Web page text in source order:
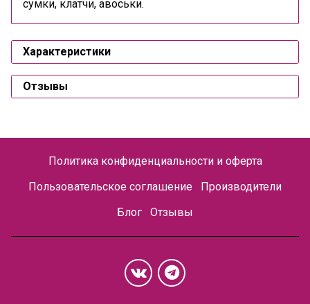
сумки, клатчи, авоськи.
Характеристики
Отзывы
Политика конфиденциальности и оферта
Пользовательское соглашение
Производители
Блог
Отзывы